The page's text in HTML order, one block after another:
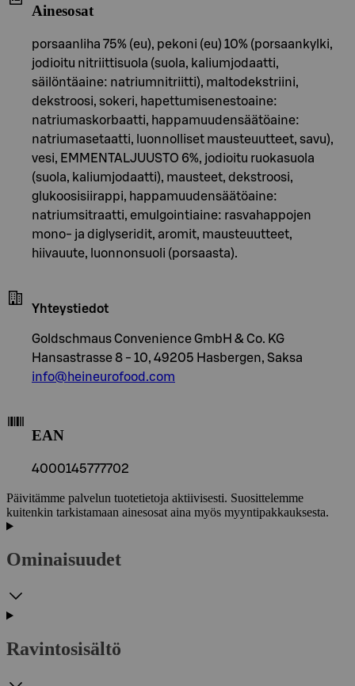
Ainesosat
porsaanliha 75% (eu), pekoni (eu) 10% (porsaankylki,
jodioitu nitriittisuola (suola, kaliumjodaatti,
säilöntäaine: natriumnitriitti), maltodekstriini,
dekstroosi, sokeri, hapettumisenestoaine:
natriumaskorbaatti, happamuudensäätöaine:
natriumasetaatti, luonnolliset mausteuutteet, savu),
vesi, EMMENTALJUUSTO 6%, jodioitu ruokasuola
(suola, kaliumjodaatti), mausteet, dekstroosi,
glukoosisiirappi, happamuudensäätöaine:
natriumsitraatti, emulgointiaine: rasvahappojen
mono- ja diglyseridit, aromit, mausteuutteet,
hiivauute, luonnonsuoli (porsaasta).
Yhteystiedot
Goldschmaus Convenience GmbH & Co. KG
Hansastrasse 8 - 10, 49205 Hasbergen, Saksa
info@heineurofood.com
EAN
4000145777702
Päivitämme palvelun tuotetietoja aktiivisesti. Suosittelemme
kuitenkin tarkistamaan ainesosat aina myös myyntipakkauksesta.
Ominaisuudet
Ravintosisältö